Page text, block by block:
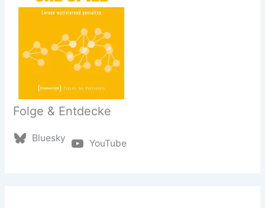
Folge & Entdecke
Bluesky YouTube